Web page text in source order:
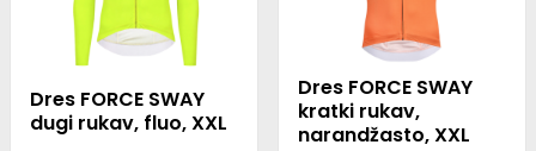
Dres FORCE SWAY
dugi rukav, fluo, XXL
Dres FORCE SWAY
kratki rukav,
narandžasto, XXL